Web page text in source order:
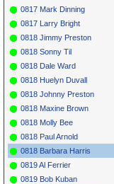
0817 Mark Dinning
0817 Larry Bright
0818 Jimmy Preston
0818 Sonny Til
0818 Dale Ward
0818 Huelyn Duvall
0818 Johnny Preston
0818 Maxine Brown
0818 Molly Bee
0818 Paul Arnold
0818 Barbara Harris
0819 Al Ferrier
0819 Bob Kuban